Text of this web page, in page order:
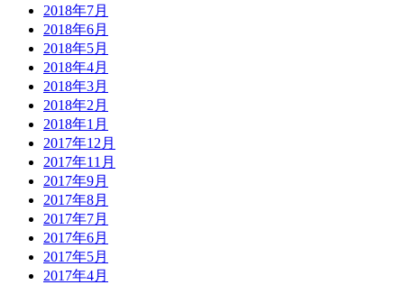
2018年7月
2018年6月
2018年5月
2018年4月
2018年3月
2018年2月
2018年1月
2017年12月
2017年11月
2017年9月
2017年8月
2017年7月
2017年6月
2017年5月
2017年4月